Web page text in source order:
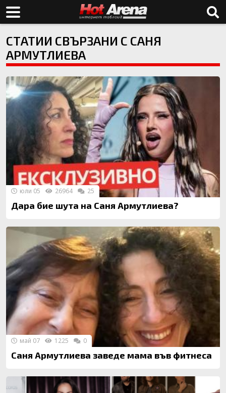
СТАТИИ СВЪРЗАНИ С САНЯ
АРМУТЛИЕВА
Дара бие шута на Саня Армутлиева?
юли 05 26964 25
Саня Армутлиева заведе мама във фитнеса
май 07 1225 0